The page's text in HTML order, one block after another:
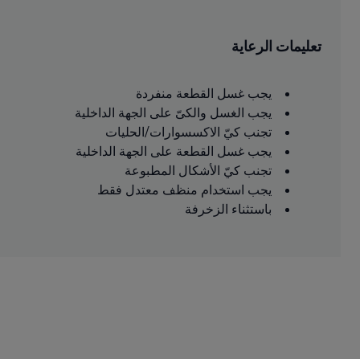
تعليمات الرعاية
يجب غسل القطعة منفردة
يجب الغسل والكىّ على الجهة الداخلية
تجنب كيّ الاكسسوارات/الحليات
يجب غسل القطعة على الجهة الداخلية
تجنب كيّ الأشكال المطبوعة
يجب استخدام منظف معتدل فقط
باستثناء الزخرفة